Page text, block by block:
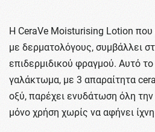
Η CeraVe Moisturising Lotion που
με δερματολόγους, συμβάλλει
επιδερμιδικού φραγμού. Αυτό
γαλάκτωμα, με 3 απαραίτητα
οξύ, παρέχει ενυδάτωση όλη
μόνο χρήση χωρίς να αφήνει